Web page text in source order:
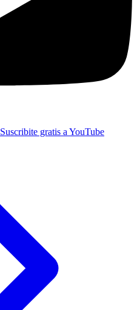
Suscribite gratis a YouTube